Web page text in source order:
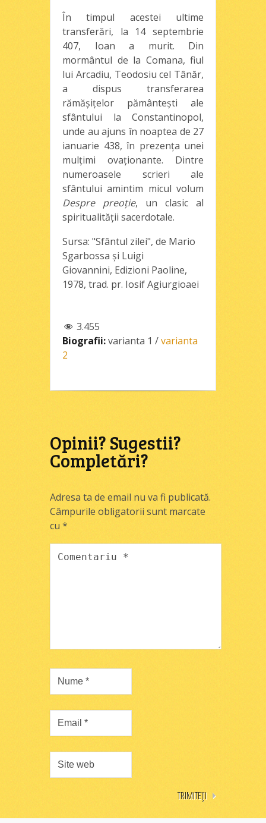
În timpul acestei ultime
transferări, la 14 septembrie
407, Ioan a murit. Din
mormântul de la Comana, fiul
lui Arcadiu, Teodosiu cel Tânăr,
a dispus transferarea
rămăşiţelor pământeşti ale
sfântului la Constantinopol,
unde au ajuns în noaptea de 27
ianuarie 438, în prezenţa unei
mulţimi ovaţionante. Dintre
numeroasele scrieri ale
sfântului amintim micul volum
Despre preoţie, un clasic al
spiritualităţii sacerdotale.
Sursa: "Sfântul zilei", de Mario
Sgarbossa şi Luigi
Giovannini, Edizioni Paoline,
1978, trad. pr. Iosif Agiurgioaei
3.455
Biografii:varianta 1 /varianta
2
Opinii? Sugestii?
Completări?
Adresa ta de email nu va fi publicată.
Câmpurile obligatorii sunt marcate
cu *